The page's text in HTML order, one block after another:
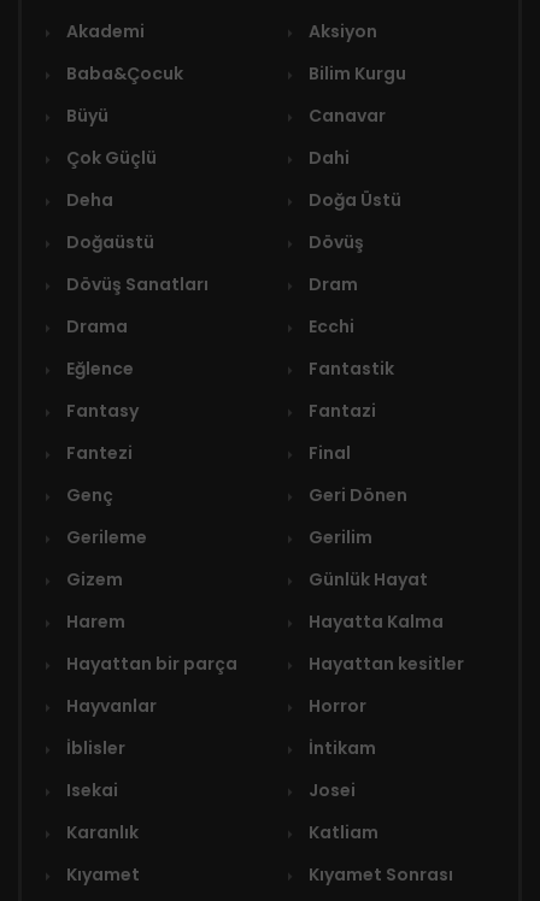
Akademi
Aksiyon
Baba&Çocuk
Bilim Kurgu
Büyü
Canavar
Çok Güçlü
Dahi
Deha
Doğa Üstü
Doğaüstü
Dövüş
Dövüş Sanatları
Dram
Drama
Ecchi
Eğlence
Fantastik
Fantasy
Fantazi
Fantezi
Final
Genç
Geri Dönen
Gerileme
Gerilim
Gizem
Günlük Hayat
Harem
Hayatta Kalma
Hayattan bir parça
Hayattan kesitler
Hayvanlar
Horror
İblisler
İntikam
Isekai
Josei
Karanlık
Katliam
Kıyamet
Kıyamet Sonrası